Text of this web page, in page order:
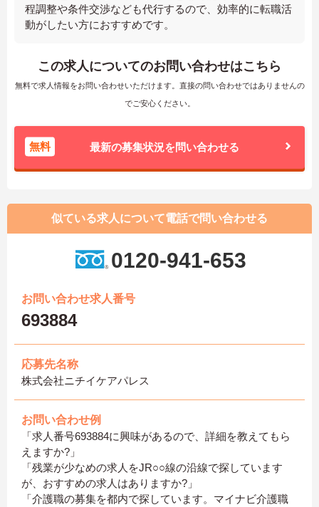
程調整や条件交渉なども代行するので、効率的に転職活
動がしたい方におすすめです。
この求人についてのお問い合わせはこちら
無料で求人情報をお問い合わせいただけます。直接の問い合わせではありませんの
でご安心ください。
無料 最新の募集状況を問い合わせる
似ている求人について電話で問い合わせる
0120-941-653
お問い合わせ求人番号
693884
応募先名称
株式会社ニチイケアパレス
お問い合わせ例
「求人番号693884に興味があるので、詳細を教えてもら
えますか?」
「残業が少なめの求人をJR○○線の沿線で探しています
が、おすすめの求人はありますか?」
「介護職の募集を都内で探しています。マイナビ介護職